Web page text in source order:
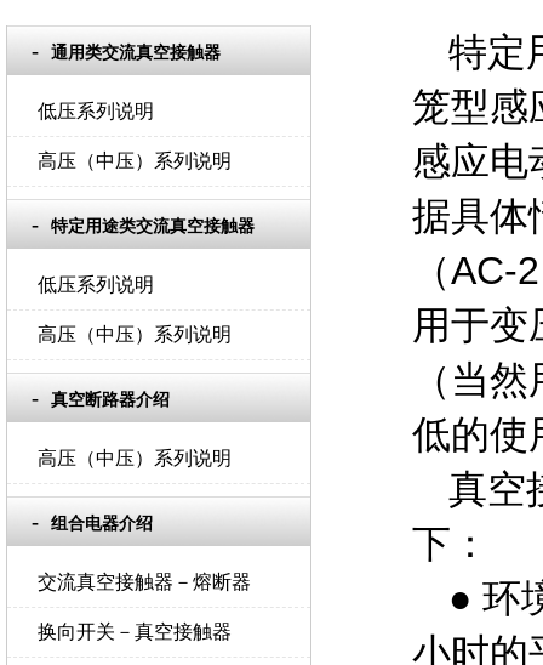
通用类交流真空接触器
低压系列说明
高压（中压）系列说明
特定用途类交流真空接触器
低压系列说明
高压（中压）系列说明
真空断路器介绍
高压（中压）系列说明
组合电器介绍
交流真空接触器－熔断器
换向开关－真空接触器
特定
笼型感
感应电
据具体
（
用于变
（当
低的使
真空
下：
● 环
小时的